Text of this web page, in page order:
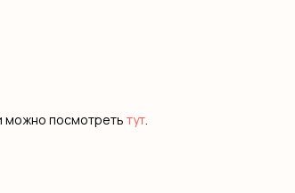
можно посмотреть тут